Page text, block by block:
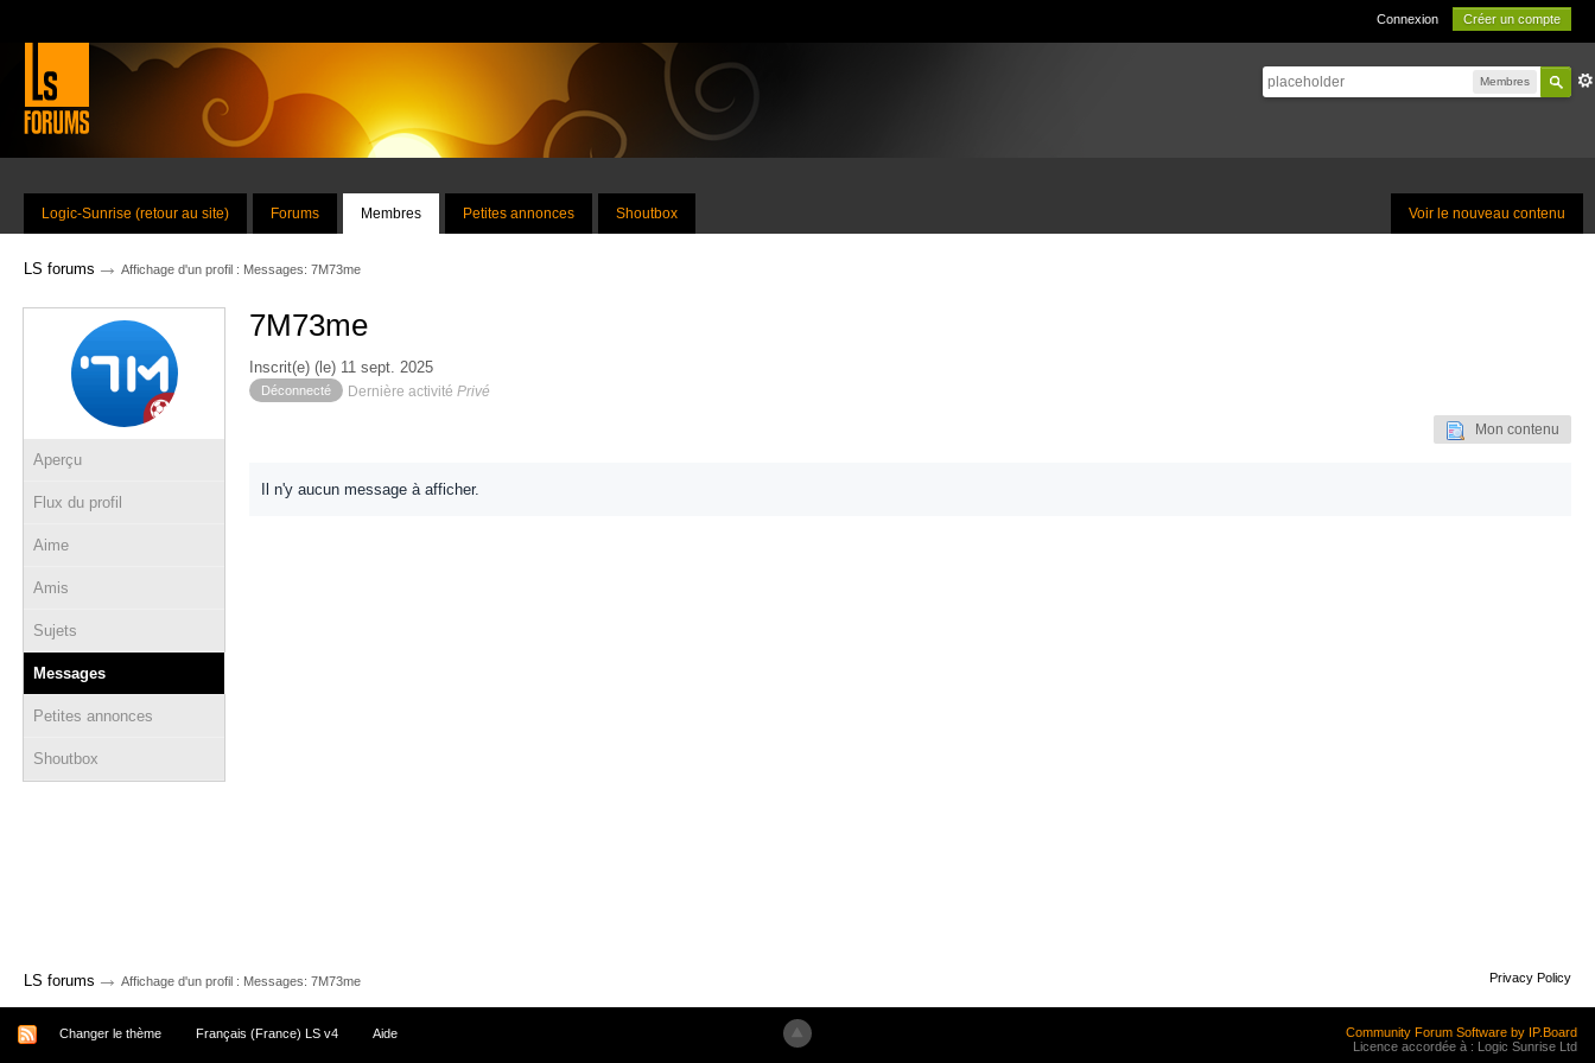
Connexion Créer un compte
Membres
Voir le nouveau contenu
Logic-Sunrise (retour au site) Forums Membres Petites annonces Shoutbox
LS forums → Affichage d'un profil : Messages: 7M73me
Aperçu
Flux du profil
Aime
Amis
Sujets
Messages
Petites annonces
Shoutbox
7M73me
Inscrit(e) (le) 11 sept. 2025
Déconnecté Dernière activité Privé
Mon contenu
Il n'y aucun message à afficher.
LS forums → Affichage d'un profil : Messages: 7M73me Privacy Policy
Changer le thème Français (France) LS v4 Aide
Community Forum Software by IP.Board
Licence accordée à : Logic Sunrise Ltd